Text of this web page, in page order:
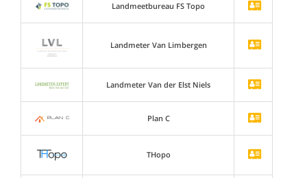
Landmeetbureau FS Topo
Landmeter Van Limbergen
Landmeter Van der Elst Niels
Plan C
THopo